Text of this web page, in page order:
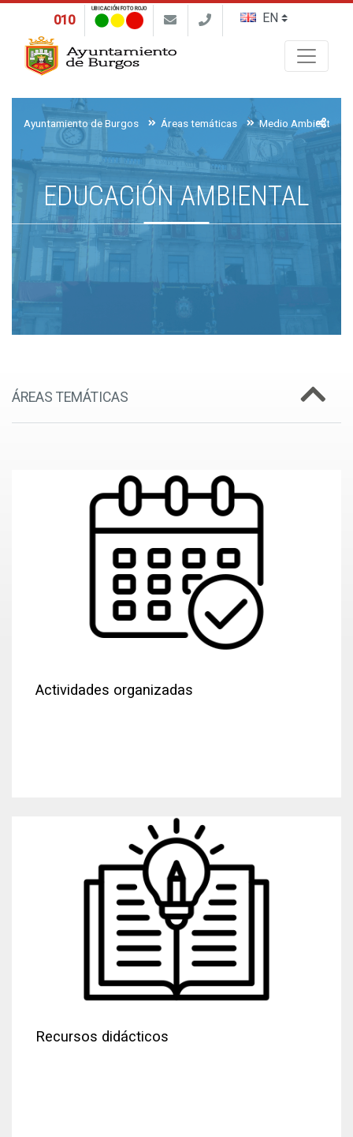
010
UBICACIÓN FOTO ROJO
Ayuntamiento de Burgos Áreas temáticas Medio Ambiente,
EDUCACIÓN AMBIENTAL
ÁREAS TEMÁTICAS
Actividades organizadas
Recursos didácticos